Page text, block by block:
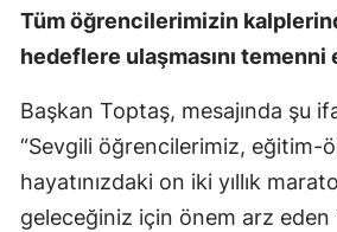
Tüm öğrencilerimizin
hedeflere ulaşmasını temenni
Başkan Toptaş, mesajında şu
“Sevgili öğrencilerimiz, eğitim-
hayatınızdaki on iki yıllık
geleceğiniz için önem arz